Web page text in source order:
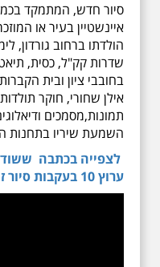
סיור חדש, המתמקד
איינשטיין בעיר או
הולדתו ברחוב גורדון,
שדרות קק"ל, כסית,
בחובבי ציון ובית
אילן שחורי, חוקר
תמונות,מסמכים
השמעת שיריו בתחנות
לצפייה בכתבה
ערוץ 10 בעקבות סיור זה, לחצו על הלינק הבא: